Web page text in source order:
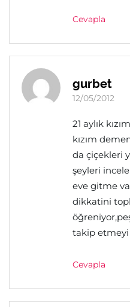
Cevapla
gurbet
12/05/2012
21 aylık
kızım
da çiçekleri
şeyleri
eve gitme
dikkatini
takip etmeyi
Cevapla